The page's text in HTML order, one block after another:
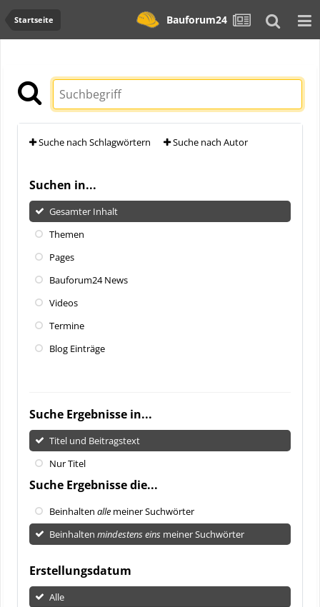
Startseite Bauforum24
Suche nach Schlagwörtern Suche nach Autor
Suchen in...
Gesamter Inhalt
Themen
Pages
Bauforum24 News
Videos
Termine
Blog Einträge
Suche Ergebnisse in...
Titel und Beitragstext
Nur Titel
Suche Ergebnisse die...
Beinhalten alle meiner Suchwörter
Beinhalten mindestens eins meiner Suchwörter
Erstellungsdatum
Alle